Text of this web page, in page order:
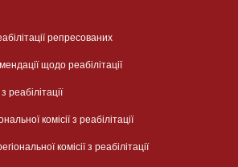
репресованих
щодо реабілітації
реабілітації
комісії з реабілітації
комісії з реабілітації